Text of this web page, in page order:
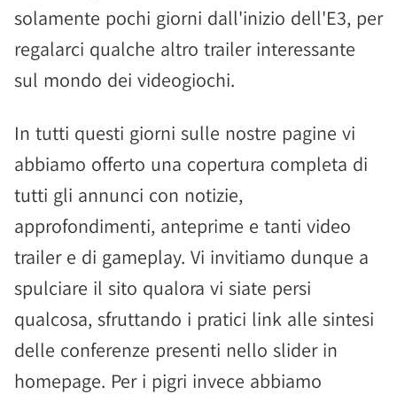
solamente pochi giorni dall'inizio dell'E3, per
regalarci qualche altro trailer interessante
sul mondo dei videogiochi.
In tutti questi giorni sulle nostre pagine vi
abbiamo offerto una copertura completa di
tutti gli annunci con notizie,
approfondimenti, anteprime e tanti video
trailer e di gameplay. Vi invitiamo dunque a
spulciare il sito qualora vi siate persi
qualcosa, sfruttando i pratici link alle sintesi
delle conferenze presenti nello slider in
homepage. Per i pigri invece abbiamo